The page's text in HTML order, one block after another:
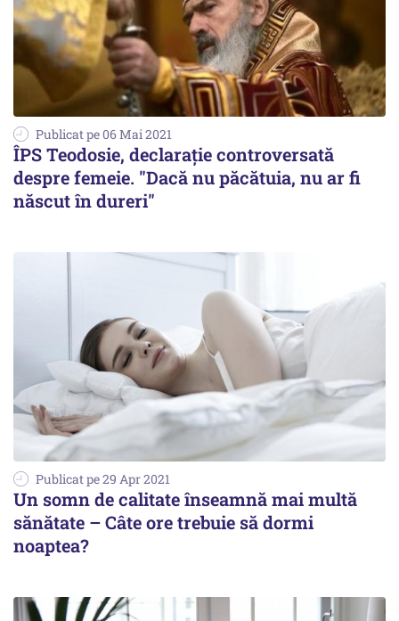
Publicat pe 06 Mai 2021
ÎPS Teodosie, declaraţie controversată
despre femeie. "Dacă nu păcătuia, nu ar fi
născut în dureri"
Publicat pe 29 Apr 2021
Un somn de calitate înseamnă mai multă
sănătate – Câte ore trebuie să dormi
noaptea?